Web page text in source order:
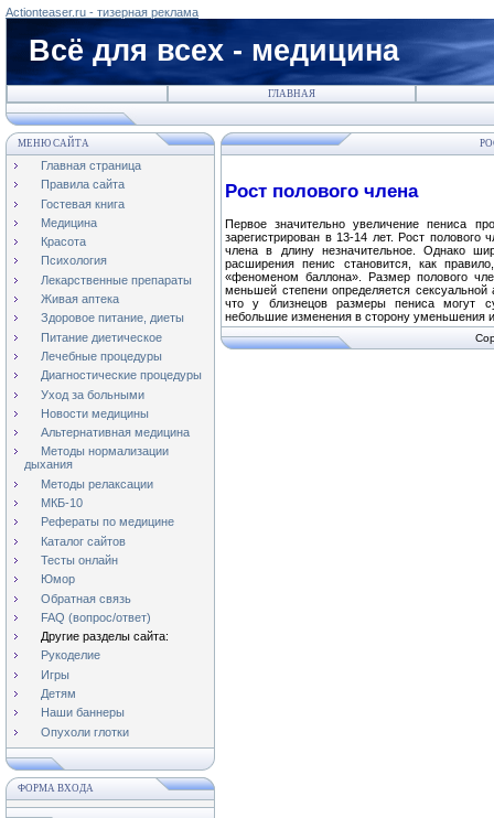
Actionteaser.ru - тизерная реклама
Всё для всех - медицина
ГЛАВНАЯ
МЕНЮ САЙТА
Главная страница
Правила сайта
Гостевая книга
Медицина
Красота
Психология
Лекарственные препараты
Живая аптека
Здоровое питание, диеты
Питание диетическое
Лечебные процедуры
Диагностические процедуры
Уход за больными
Новости медицины
Альтернативная медицина
Методы нормализации
дыхания
Методы релаксации
МКБ-10
Рефераты по медицине
Каталог сайтов
Тесты онлайн
Юмор
Обратная связь
FAQ (вопрос/ответ)
Другие разделы сайта:
Рукоделие
Игры
Детям
Наши баннеры
Опухоли глотки
ФОРМА ВХОДА
Рост полового члена
Первое значительно увеличение пениса
зарегистрирован в 13-14 лет. Рост
членав длину незначительное.
Однако
расширения пенис становится, как
«феноменом баллона». Размер полового
меньшей степени определяется
что у близнецов размеры пениса могут
небольшие изменения в сторону уменьшения